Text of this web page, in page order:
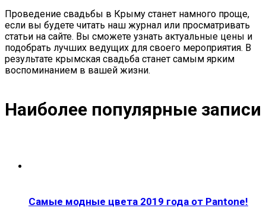
Проведение свадьбы в Крыму станет намного проще,
если вы будете читать наш журнал или просматривать
статьи на сайте. Вы сможете узнать актуальные цены и
подобрать лучших ведущих для своего мероприятия. В
результате крымская свадьба станет самым ярким
воспоминанием в вашей жизни.
Наиболее популярные записи
Самые модные цвета 2019 года от Pantone!